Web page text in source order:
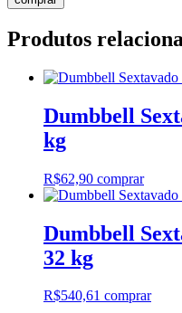
Emborrachado
kg
Produtos
Dumbbell
kg
R$62,90 comprar
Dumbbell
32 kg
R$540,61 comprar